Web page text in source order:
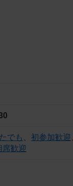
でも 初参加歓迎
席歓迎